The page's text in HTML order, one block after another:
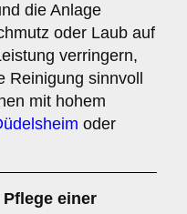
die Anlage
oder Laub auf
verringern,
sinnvoll
mit hohem
oder
einer